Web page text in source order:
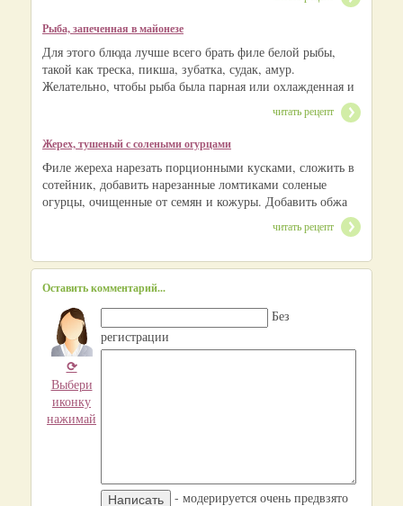
Рыба, запеченная в майонезе
Для этого блюда лучше всего брать филе белой рыбы,
такой как треска, пикша, зубатка, судак, амур.
Желательно, чтобы рыба была парная или охлажденная и
читать рецепт
Жерех, тушеный с солеными огурцами
Филе жереха нарезать порционными кусками, сложить в
сотейник, добавить нарезанные ломтиками соленые
огурцы, очищенные от семян и кожуры. Добавить обжа
читать рецепт
Оставить комментарий...
⟳
Выбери
иконку
нажимай
Без
регистрации
- модерируется очень предвзято